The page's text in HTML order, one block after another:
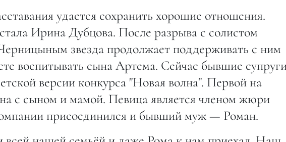
удается сохранить хорошие отношения.
Ирина Дубцова. После разрыва с солистом
звезда продолжает поддерживать с ним
воспитывать сына Артема. Сейчас бывшие
версии конкурса "Новая волна". Первой на
с сыном и мамой. Певица является членом жюри
присоединился и бывший муж — Роман.